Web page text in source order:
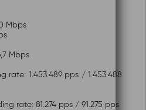
Mbps
Mbps
rate: 1.453.489 pps / 1.453.488
rate: 81.274 pps / 91.275 pps